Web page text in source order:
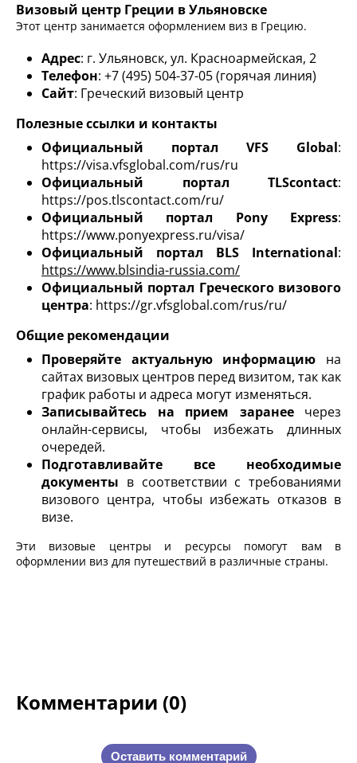
Визовый центр Греции в Ульяновске
Этот центр занимается оформлением виз в Грецию.
Адрес: г. Ульяновск, ул. Красноармейская, 2
Телефон: +7 (495) 504-37-05 (горячая линия)
Сайт: Греческий визовый центр
Полезные ссылки и контакты
Официальный портал VFS Global:
https://visa.vfsglobal.com/rus/ru
Официальный портал TLScontact:
https://pos.tlscontact.com/ru/
Официальный портал Pony Express:
https://www.ponyexpress.ru/visa/
Официальный портал BLS International:
https://www.blsindia-russia.com/
Официальный портал Греческого визового
центра: https://gr.vfsglobal.com/rus/ru/
Общие рекомендации
Проверяйте актуальную информацию на
сайтах визовых центров перед визитом, так как
график работы и адреса могут изменяться.
Записывайтесь на прием заранеечерез
онлайн-сервисы, чтобы избежать длинных
очередей.
Подготавливайте все необходимые
документы в соответствии с требованиями
визового центра, чтобы избежать отказов в
визе.
Эти визовые центры и ресурсы помогут вам в
оформлении виз для путешествий в различные страны.
Комментарии (0)
Оставить комментарий